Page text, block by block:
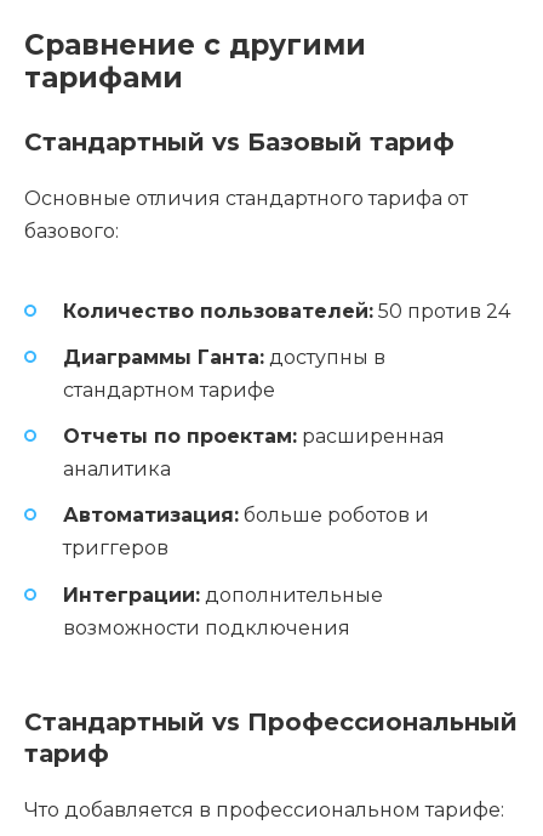
Сравнение с другими
тарифами
Стандартный vs Базовый тариф
Основные отличия стандартного тарифа от
базового:
Количество пользователей: 50 против 24
Диаграммы Ганта: доступны в
стандартном тарифе
Отчеты по проектам: расширенная
аналитика
Автоматизация: больше роботов и
триггеров
Интеграции: дополнительные
возможности подключения
Стандартный vs Профессиональный
тариф
Что добавляется в профессиональном тарифе: